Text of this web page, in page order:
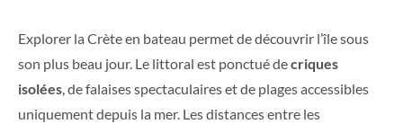
Explorer la Crète en bateau permet de découvrir l’île sous
son plus beau jour. Le littoral est ponctué decriques
isolées, de falaises spectaculaires et de plages accessibles
uniquement depuis la mer. Les distances entre les